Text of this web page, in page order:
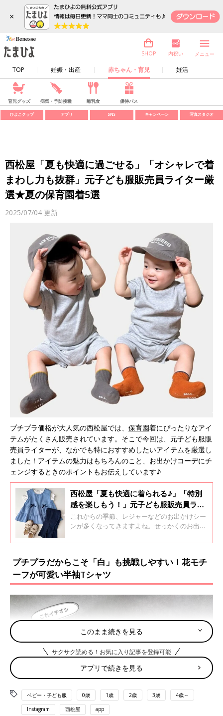
×
TOP 妊娠・出産 赤ちゃん・育児 妊活
SHOP 内祝い メニュー
育児グッズ 病気・予防接種 離乳食 優待パス
ひよこクラブ アプリ SNS キャンペーン 写真スタジオ
西松屋「夏も快適に過ごせる」「オシャレで着
まわし力も抜群」元子ども服販売員ライター厳
選★夏の保育園着5選
2025/07/04 更新
プチプラ価格が大人気の西松屋では、 保育園着にぴったりなアイ
テムがたくさん販売されています。そこで今回は、元子ども服販
売員ライターが、なかでも特におすすめしたいアイテムを厳選し
ました！アイテムの魅力はもちろんのこと、お出かけコーデにチ
ェンジするときのポイントもお伝えしています♪
西松屋「夏も快適に着られる♪」「特別
感を楽しもう！」元子ども服販売員ライ
ター厳選★お出かけアイテム5選
これからの季節、レジャーなどのお出かけシー
ンが多くなってきますよね。せっかくのお出か
のあるファッションを楽しみたいもの。そこで
できる「夏のお出かけアイテム」を集めまし
た！アイテムの魅力や着こなしポイントもお伝
えしておりますので、チェックしてみてくださ
プチプラだからこそ「白」も挑戦しやすい！花モチ
ーフが可愛い半袖Tシャツ
このまま続きを見る
サクサク読める！お気に入り記事を登録可能
アプリで続きを見る
ベビー・子ども服 0歳 1歳 2歳 3歳 4歳～
Instagram 西松屋 app